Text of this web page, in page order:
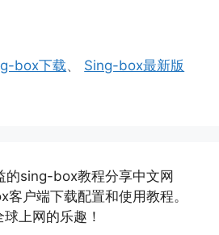
box下载、 Sing-box最新版
sing-box教程分享中文网
户端下载配置和使用教程。
上网的乐趣！